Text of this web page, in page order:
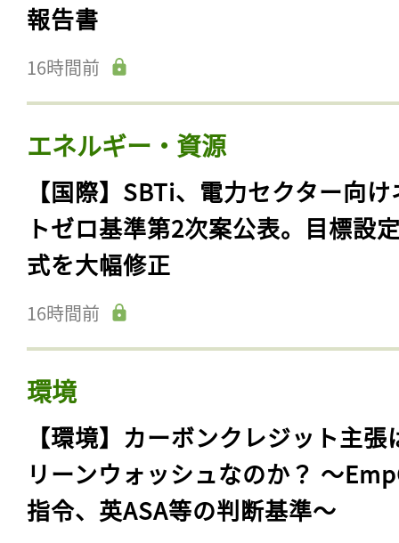
報告書
16時間前
エネルギー・資源
【国際】SBTi、電力セクター向
トゼロ基準第2次案公表。目標設
式を大幅修正
16時間前
環境
【環境】カーボンクレジット主張
リーンウォッシュなのか？ 〜
指令、英ASA等の判断基準〜